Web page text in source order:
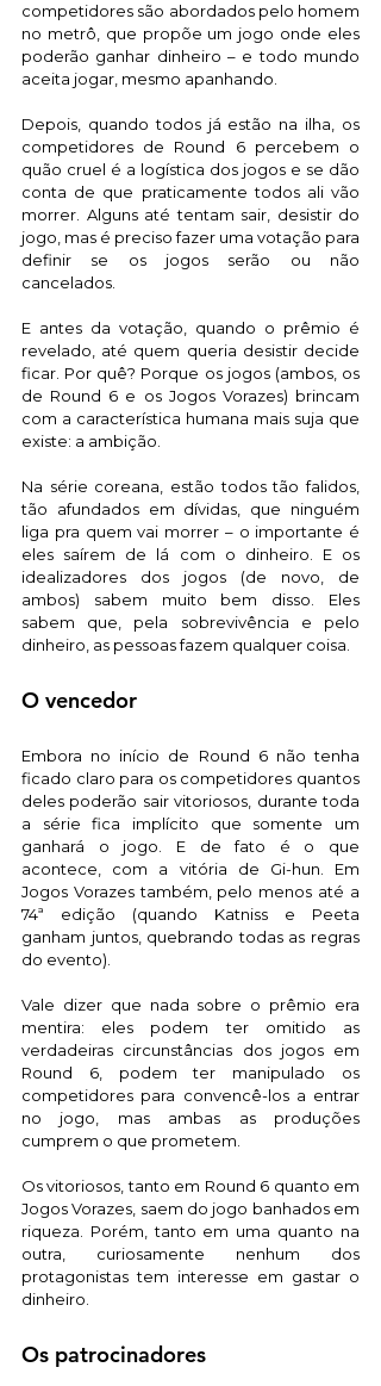
competidores são abordados pelo homem
no metrô, que propõe um jogo onde eles
poderão ganhar dinheiro – e todo mundo
aceita jogar, mesmo apanhando.
Depois, quando todos já estão na ilha, os
competidores de Round 6 percebem o
quão cruel é a logística dos jogos e se dão
conta de que praticamente todos ali vão
morrer. Alguns até tentam sair, desistir do
jogo, mas é preciso fazer uma votação para
definir se os jogos serão ou não
cancelados.
E antes da votação, quando o prêmio é
revelado, até quem queria desistir decide
ficar. Por quê? Porque os jogos (ambos, os
de Round 6 e os Jogos Vorazes) brincam
com a característica humana mais suja que
existe: a ambição.
Na série coreana, estão todos tão falidos,
tão afundados em dívidas, que ninguém
liga pra quem vai morrer – o importante é
eles saírem de lá com o dinheiro. E os
idealizadores dos jogos (de novo, de
ambos) sabem muito bem disso. Eles
sabem que, pela sobrevivência e pelo
dinheiro, as pessoas fazem qualquer coisa.
O vencedor
Embora no início de Round 6 não tenha
ficado claro para os competidores quantos
deles poderão sair vitoriosos, durante toda
a série fica implícito que somente um
ganhará o jogo. E de fato é o que
acontece, com a vitória de Gi-hun. Em
Jogos Vorazes também, pelo menos até a
74ª edição (quando Katniss e Peeta
ganham juntos, quebrando todas as regras
do evento).
Vale dizer que nada sobre o prêmio era
mentira: eles podem ter omitido as
verdadeiras circunstâncias dos jogos em
Round 6, podem ter manipulado os
competidores para convencê-los a entrar
no jogo, mas ambas as produções
cumprem o que prometem.
Os vitoriosos, tanto em Round 6 quanto em
Jogos Vorazes, saem do jogo banhados em
riqueza. Porém, tanto em uma quanto na
outra, curiosamente nenhum dos
protagonistas tem interesse em gastar o
dinheiro.
Os patrocinadores